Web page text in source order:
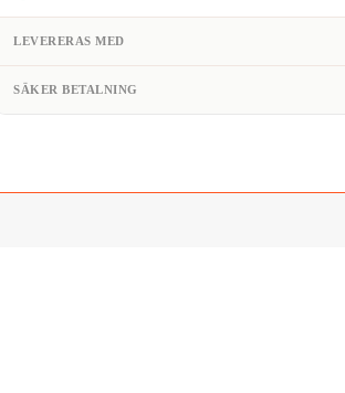
LEVERERAS MED
SÄKER BETALNING